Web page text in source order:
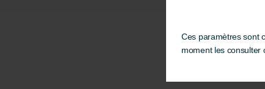
Ces paramètres sont
moment les consulter